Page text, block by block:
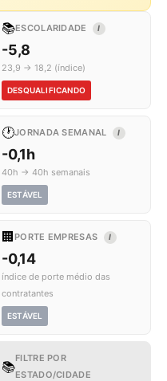
📚ESCOLARIDADE I
-5,8
23,9 → 18,2 (índice)
DESQUALIFICANDO
🕐JORNADA SEMANAL I
-0,1h
40h → 40h semanais
ESTÁVEL
🏢 PORTE EMPRESAS I
-0,14
índice de porte médio das
contratantes
ESTÁVEL
📚
FILTRE POR
ESTADO/CIDADE